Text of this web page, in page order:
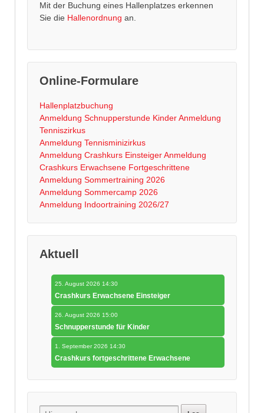
Mit der Buchung eines Hallenplatzes erkennen
Sie die Hallenordnung an.
Online-Formulare
Hallenplatzbuchung
Anmeldung Schnupperstunde KinderAnmeldung
Tenniszirkus
Anmeldung Tennisminizirkus
Anmeldung Crashkurs EinsteigerAnmeldung
Crashkurs Erwachsene Fortgeschrittene
Anmeldung Sommertraining 2026
Anmeldung Sommercamp 2026
Anmeldung Indoortraining 2026/27
Aktuell
25. August 2026 14:30
Crashkurs Erwachsene Einsteiger
26. August 2026 15:00
Schnupperstunde für Kinder
1. September 2026 14:30
Crashkurs fortgeschrittene Erwachsene